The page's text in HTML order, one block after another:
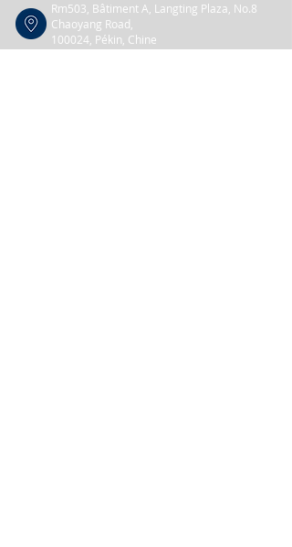
Rm503, Bâtiment A, Langting Plaza, No.8
Chaoyang Road,
100024, Pékin, Chine